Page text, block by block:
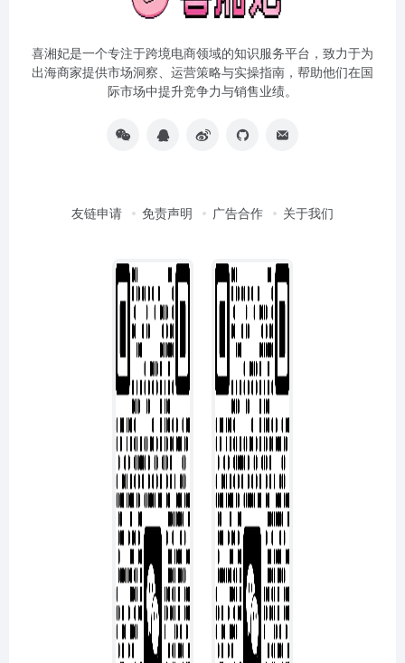
喜湘妃是一个专注于跨境电商领域的知识服务平台，致力于为
出海商家提供市场洞察、运营策略与实操指南，帮助他们在国
际市场中提升竞争力与销售业绩。
友链申请 免责声明 广告合作 关于我们